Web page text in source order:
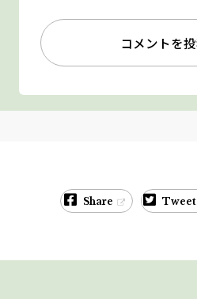
コメントを
Share Tweet